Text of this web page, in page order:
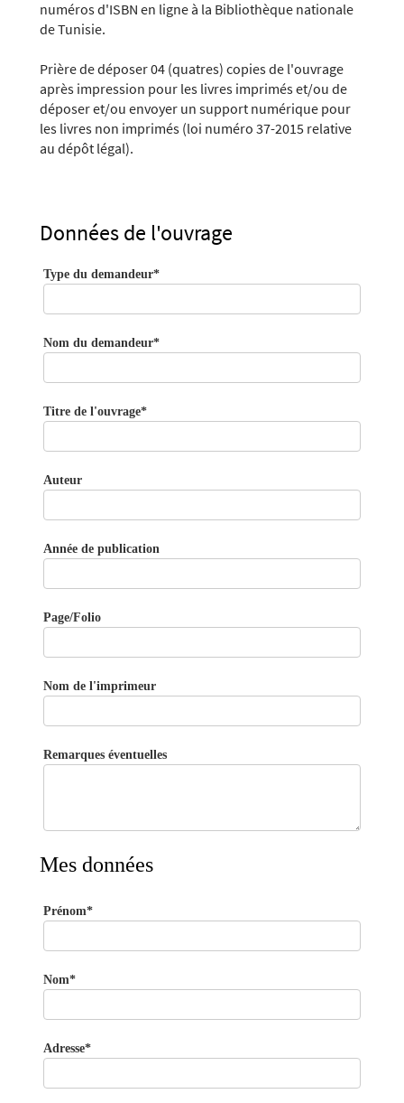
numéros d'ISBN en ligne à la Bibliothèque nationale
de Tunisie.
Prière de déposer 04 (quatres) copies de l'ouvrage
après impression pour les livres imprimés et/ou de
déposer et/ou envoyer un support numérique pour
les livres non imprimés (loi numéro 37-2015 relative
au dépôt légal).
Données de l'ouvrage
Type du demandeur*
Nom du demandeur*
Titre de l'ouvrage*
Auteur
Année de publication
Page/Folio
Nom de l'imprimeur
Remarques éventuelles
Mes données
Prénom*
Nom*
Adresse*